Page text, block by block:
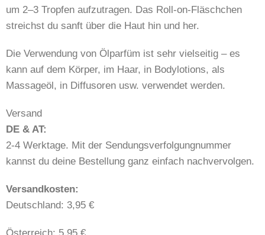
um 2–3 Tropfen aufzutragen. Das Roll-on-Fläschchen
streichst du sanft über die Haut hin und her.
Die Verwendung von Ölparfüm ist sehr vielseitig – es
kann auf dem Körper, im Haar, in Bodylotions, als
Massageöl, in Diffusoren usw. verwendet werden.
Versand
DE & AT:
2-4 Werktage. Mit der Sendungsverfolgungnummer
kannst du deine Bestellung ganz einfach nachvervolgen.
​​Versandkosten:
Deutschland: 3,95 €